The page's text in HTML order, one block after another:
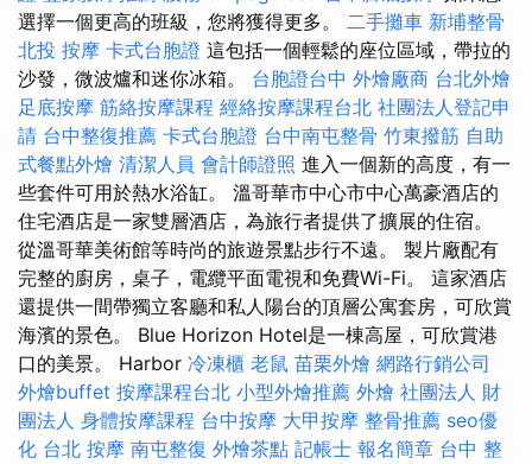
選擇一個更高的班級，您將獲得更多。 二手攤車 新埔整骨
北投 按摩 卡式台胞證 這包括一個輕鬆的座位區域，帶拉的
沙發，微波爐和迷你冰箱。 台胞證台中 外燴廠商 台北外燴
足底按摩 筋絡按摩課程 經絡按摩課程台北 社團法人登記申
請 台中整復推薦 卡式台胞證 台中南屯整骨 竹東撥筋 自助
式餐點外燴 清潔人員 會計師證照 進入一個新的高度，有一
些套件可用於熱水浴缸。 溫哥華市中心市中心萬豪酒店的
住宅酒店是一家雙層酒店，為旅行者提供了擴展的住宿。
從溫哥華美術館等時尚的旅遊景點步行不遠。 製片廠配有
完整的廚房，桌子，電纜平面電視和免費Wi-Fi。 這家酒店
還提供一間帶獨立客廳和私人陽台的頂層公寓套房，可欣賞
海濱的景色。 Blue Horizo​​n Hotel是一棟高屋，可欣賞港
口的美景。 Harbor 冷凍櫃 老鼠 苗栗外燴 網路行銷公司
外燴buffet 按摩課程台北 小型外燴推薦 外燴 社團法人 財
團法人 身體按摩課程 台中按摩 大甲按摩 整骨推薦 seo優
化 台北 按摩 南屯整復 外燴茶點 記帳士 報名簡章 台中 整